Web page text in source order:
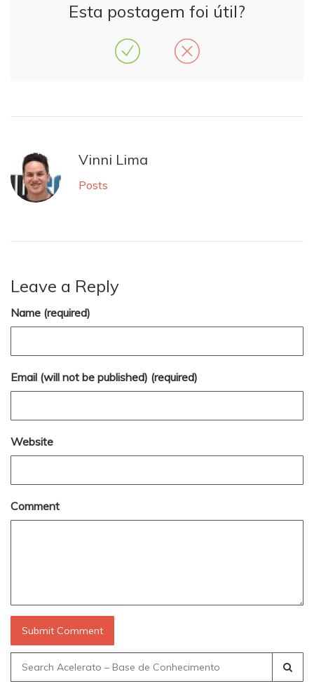
Esta postagem foi útil?
Vinni Lima
Posts
Leave a Reply
Name (required)
Email (will not be published) (required)
Website
Comment
Search
for: